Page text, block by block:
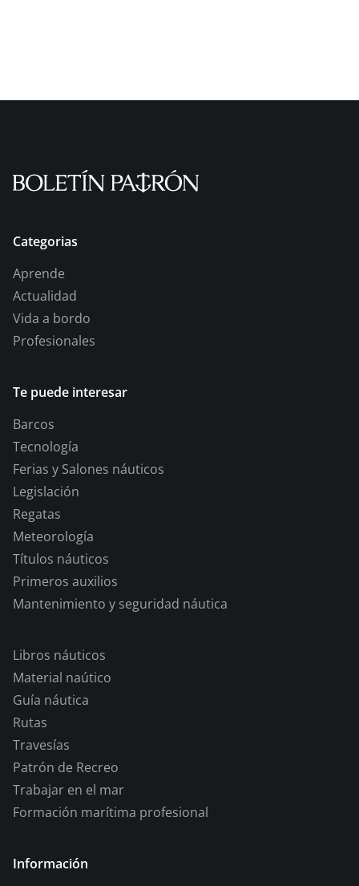
Categorias
Aprende
Actualidad
Vida a bordo
Profesionales
Te puede interesar
Barcos
Tecnología
Ferias y Salones náuticos
Legislación
Regatas
Meteorología
Títulos náuticos
Primeros auxilios
Mantenimiento y seguridad náutica
Libros náuticos
Material naútico
Guía náutica
Rutas
Travesías
Patrón de Recreo
Trabajar en el mar
Formación marítima profesional
Información